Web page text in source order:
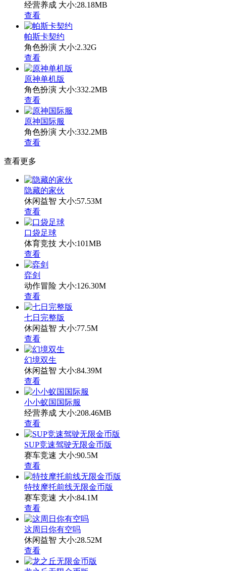
经营养成 大小:28.18MB
查看
帕斯卡契约
角色扮演 大小:2.32G
查看
原神单机版
角色扮演 大小:332.2MB
查看
原神国际服
角色扮演 大小:332.2MB
查看
查看更多
隐藏的家伙
休闲益智 大小:57.53M
查看
口袋足球
体育竞技 大小:101MB
查看
弈剑
动作冒险 大小:126.30M
查看
七日完整版
休闲益智 大小:77.5M
查看
幻境双生
休闲益智 大小:84.39M
查看
小小蚁国国际服
经营养成 大小:208.46MB
查看
SUP竞速驾驶无限金币版
赛车竞速 大小:90.5M
查看
特技摩托前线无限金币版
赛车竞速 大小:84.1M
查看
这周日你有空吗
休闲益智 大小:28.52M
查看